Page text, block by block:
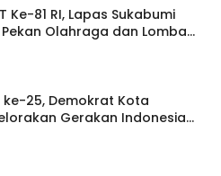
Ke-81 RI, Lapas Sukabumi
Olahraga dan Lomba
ke-25, Demokrat Kota
Gerakan Indonesia
Bersih Masjid Agung